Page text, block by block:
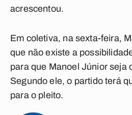
acrescentou.
Em coletiva, na sexta-feira,
que não existe a
para que Manoel Júnior seja
Segundo ele, o partido terá
para o pleito.